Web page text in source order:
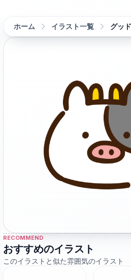
ホーム イラスト一覧 グッ
RECOMMEND
おすすめのイラスト
このイラストと似た雰囲気のイラスト